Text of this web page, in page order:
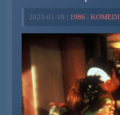
2023-01-10 | 1986 | KOMEDI